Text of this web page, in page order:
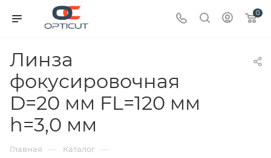
0
Линза
фокусировочная
D=20 мм FL=120 мм
h=3,0 мм
Главная — Каталог —